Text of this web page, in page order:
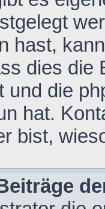
hast,
dies die
und die
hat.
bist,